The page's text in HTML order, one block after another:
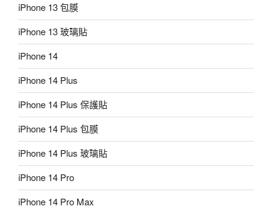
iPhone 13 包膜
iPhone 13 玻璃貼
iPhone 14
iPhone 14 Plus
iPhone 14 Plus 保護貼
iPhone 14 Plus 包膜
iPhone 14 Plus 玻璃貼
iPhone 14 Pro
iPhone 14 Pro Max